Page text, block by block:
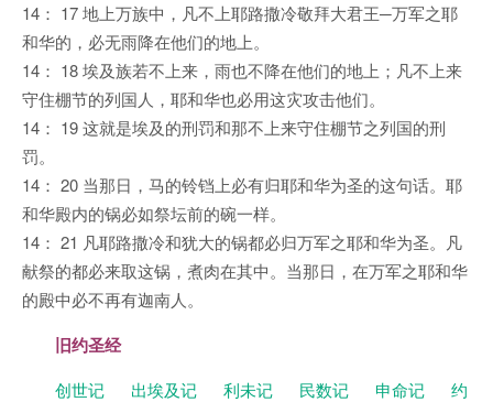
14： 17 地上万族中，凡不上耶路撒冷敬拜大君王─万军之耶
和华的，必无雨降在他们的地上。
14： 18 埃及族若不上来，雨也不降在他们的地上；凡不上来
守住棚节的列国人，耶和华也必用这灾攻击他们。
14： 19 这就是埃及的刑罚和那不上来守住棚节之列国的刑
罚。
14： 20 当那日，马的铃铛上必有归耶和华为圣的这句话。耶
和华殿内的锅必如祭坛前的碗一样。
14： 21 凡耶路撒冷和犹大的锅都必归万军之耶和华为圣。凡
献祭的都必来取这锅，煮肉在其中。当那日，在万军之耶和华
的殿中必不再有迦南人。
旧约圣经
创世记 出埃及记 利未记 民数记 申命记
约